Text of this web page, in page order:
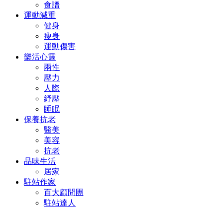
食譜
運動減重
健身
瘦身
運動傷害
樂活心靈
兩性
壓力
人際
紓壓
睡眠
保養抗老
醫美
美容
抗老
品味生活
居家
駐站作家
百大顧問團
駐站達人